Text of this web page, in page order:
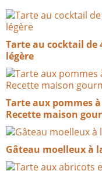
Tarte au cocktail de
légère
Tarte aux pommes
Recette maison
Gâteau moelleux à